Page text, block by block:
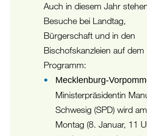
Auch in diesem Jahr
Besuche bei Landtag,
Bürgerschaft und in den
Bischofskanzleien auf dem
Programm:
Mecklenburg-
Ministerpräsidentin
Schwesig (SPD) wird am
Montag (8. Januar, 11